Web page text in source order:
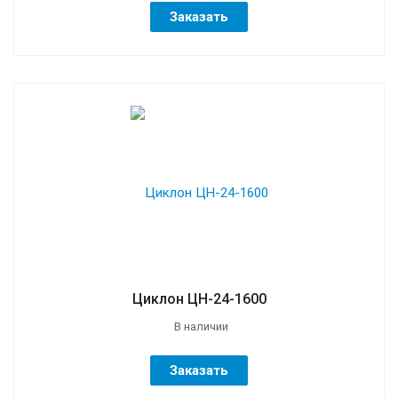
Заказать
Циклон ЦН-24-1600
В наличии
Заказать